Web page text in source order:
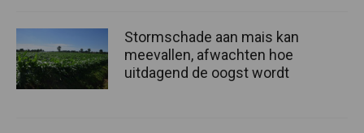
Stormschade aan mais kan
meevallen, afwachten hoe
uitdagend de oogst wordt